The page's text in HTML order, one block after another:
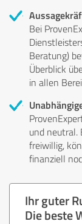
Bei
Beratung)
Überblick
in allen
und neutral.
freiwillig,
finanziell
Ihr guter
Die beste